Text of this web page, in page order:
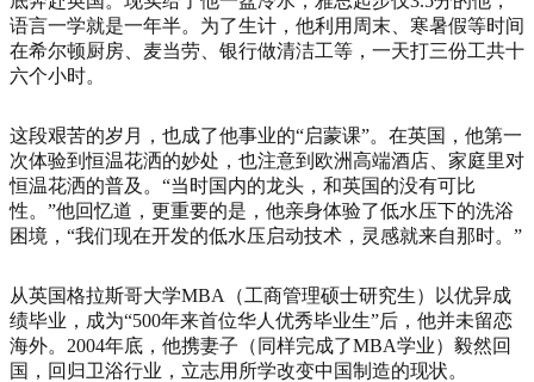
语言一学就是一年半。为了生计，他利用周末、寒暑假等时间
在希尔顿厨房、麦当劳、银行做清洁工等，一天打三份工共十
六个小时。
这段艰苦的岁月，也成了他事业的“启蒙课”。在英国，他第一
次体验到恒温花洒的妙处，也注意到欧洲高端酒店、家庭里对
恒温花洒的普及。“当时国内的龙头，和英国的没有可比
性。”他回忆道，更重要的是，他亲身体验了低水压下的洗浴
困境，“我们现在开发的低水压启动技术，灵感就来自那时。”
从英国格拉斯哥大学MBA（工商管理硕士研究生）以优异成
绩毕业，成为“500年来首位华人优秀毕业生”后，他并未留恋
海外。2004年底，他携妻子（同样完成了MBA学业）毅然回
国，回归卫浴行业，立志用所学改变中国制造的现状。